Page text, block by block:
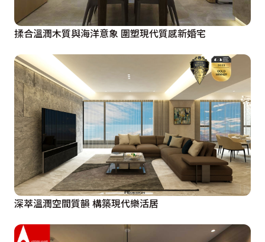
揉合溫潤木質與海洋意象 圍塑現代質感新婚宅
深萃溫潤空間質韻 構築現代樂活居